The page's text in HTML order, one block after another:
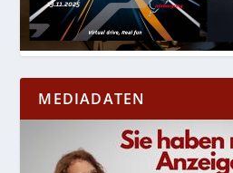
MEDIADATEN